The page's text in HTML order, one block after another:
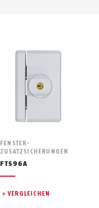
FENSTER-
ZUSATZSICHERUNGEN
FTS96A
VERGLEICHEN